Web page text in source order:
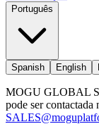
Português
Spanish English
MOGU GLOBAL
pode ser contactada